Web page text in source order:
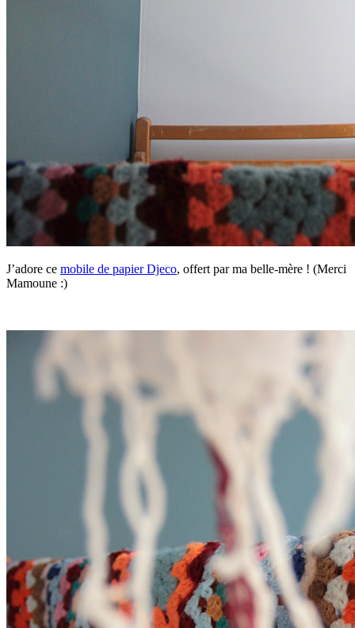
J’adore ce mobile de papier Djeco, offert par ma belle-mère ! (Merci
Mamoune :)